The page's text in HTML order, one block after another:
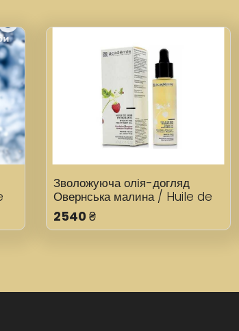
Зволожуюча олія-догляд
Овернська малина / Huile de
soin hydratante Academie
Hydrating Treatment Oil 30
2540 ₴